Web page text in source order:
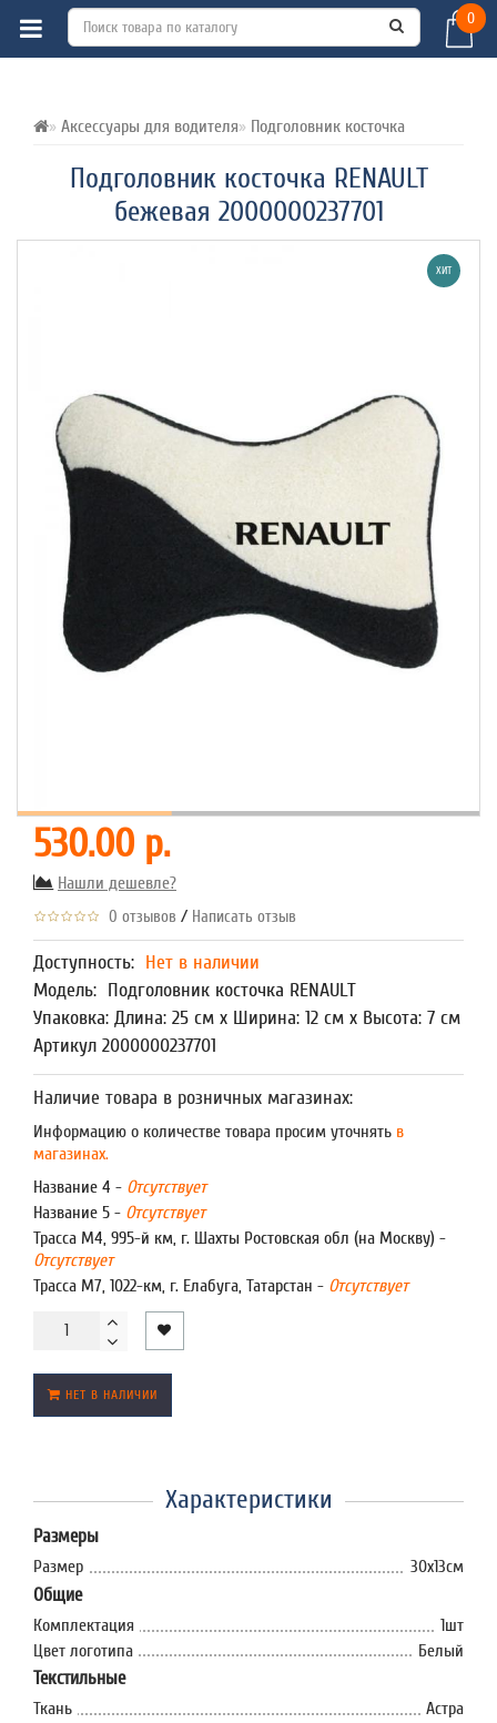
0
Аксессуары для водителя Подголовник косточка
Подголовник косточка RENAULT
бежевая 2000000237701
ВСЕ О ТОВАРЕ ХАРАКТЕРИСТИКИ
ХИТ
530.00 р.
Нашли дешевле?
0 отзывов / Написать отзыв
Доступность: Нет в наличии
Модель: Подголовник косточка RENAULT
Упаковка: Длина: 25 см x Ширина: 12 см x Высота: 7 см
Артикул 2000000237701
Наличие товара в розничных магазинах:
Информацию о количестве товара просим уточнять в
магазинах.
Название 4 - Отсутствует
Название 5 - Отсутствует
Трасса М4, 995-й км, г. Шахты Ростовская обл (на Москву) -
Отсутствует
Трасса М7, 1022-км, г. Елабуга, Татарстан - Отсутствует
НЕТ В НАЛИЧИИ
Характеристики
Размеры
Размер 30х13см
Общие
Комплектация
1шт
Цвет логотипа
Белый
Текстильные
Ткань
Астра